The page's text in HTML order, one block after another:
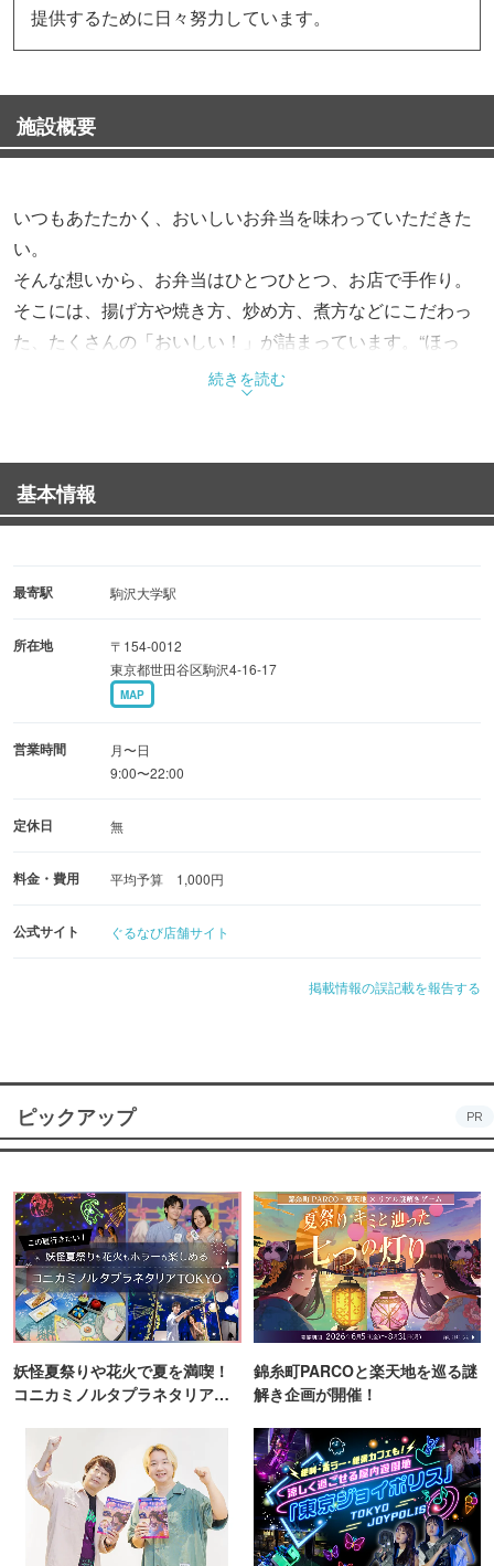
提供するために日々努力しています。
施設概要
いつもあたたかく、おいしいお弁当を味わっていただきた
い。
そんな想いから、お弁当はひとつひとつ、お店で手作り。
そこには、揚げ方や焼き方、炒め方、煮方などにこだわっ
た、たくさんの「おいしい！」が詰まっています。“ほっ
と”できるお弁当で、“もっと”お客様を笑顔にする。これか
らも、そんなお弁当をお届けします。
続きを読む
基本情報
最寄駅 駒沢大学駅
所在地
〒154-0012
東京都世田谷区駒沢4-16-17
MAP
営業時間
月〜日
9:00〜22:00
定休日 無
料金・費用 平均予算 1,000円
公式サイト ぐるなび店舗サイト
掲載情報の誤記載を報告する
ピックアップ PR
妖怪夏祭りや花火で夏を満喫！
コニカミノルタプラネタリア
錦糸町PARCOと楽天地を巡る謎
解き企画が開催！